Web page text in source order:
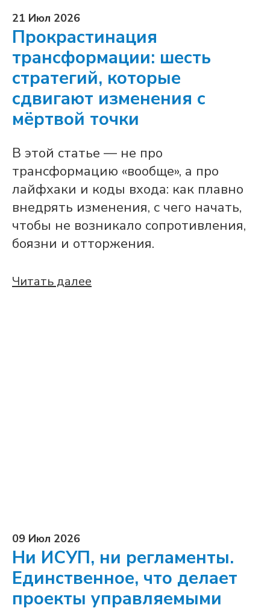
21 Июл 2026
Прокрастинация
трансформации: шесть
стратегий, которые
сдвигают изменения с
мёртвой точки
В этой статье — не про
трансформацию «вообще», а про
лайфхаки и коды входа: как плавно
внедрять изменения, с чего начать,
чтобы не возникало сопротивления,
боязни и отторжения.
Читать далее
09 Июл 2026
Ни ИСУП, ни регламенты.
Единственное, что делает
проекты управляемыми